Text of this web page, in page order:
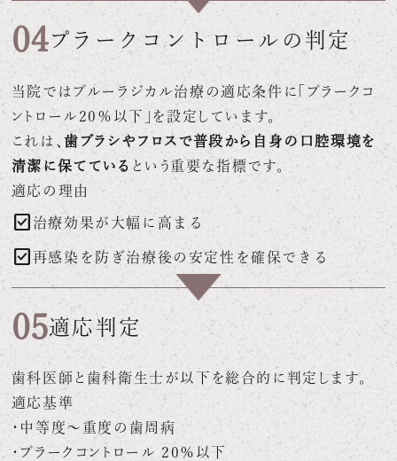
04プラークコントロールの判定
当院ではブルーラジカル治療の適応条件に「プラークコ
ントロール20％以下」を設定しています。
これは、 歯ブラシやフロスで普段から自身の口腔環境を
清潔に保てている という重要な指標です。
適応の理由
check_box 治療効果が大幅に高まる
check_box再感染を防ぎ治療後の安定性を確保できる
05適応判定
歯科医師と歯科衛生士が以下を総合的に判定します。
適応基準
・中等度～重度の歯周病
・プラークコントロール 20％以下